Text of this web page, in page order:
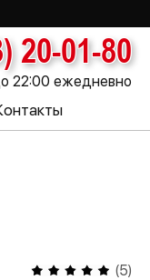
20-01-80
22:00 ежедневно
(5)